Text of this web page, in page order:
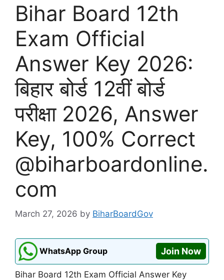
Bihar Board 12th
Exam Official
Answer Key 2026:
बिहार बोर्ड 12वीं बोर्ड
परीक्षा 2026, Answer
Key, 100% Correct
@biharboardonline.
com
March 27, 2026 by BiharBoardGov
WhatsApp Group Join Now
Bihar Board 12th Exam Official Answer Key